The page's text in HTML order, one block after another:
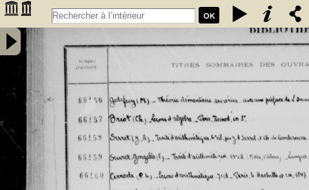
OK
Inventaire des fonds patrimoniaux lettres et sciences des
bibliothèques universitaires de Bordeaux. Registre 46. Numéros
d'inventaire de FR 66156 à FR 67930 - Université de Bordeaux
(1441-1970)